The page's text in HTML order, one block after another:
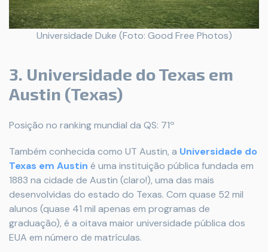
Universidade Duke (Foto: Good Free Photos)
3. Universidade do Texas em
Austin (Texas)
Posição no ranking mundial da QS: 71º
Também conhecida como UT Austin, a Universidade do
Texas em Austin é uma instituição pública fundada em
1883 na cidade de Austin (claro!), uma das mais
desenvolvidas do estado do Texas. Com quase 52 mil
alunos (quase 41 mil apenas em programas de
graduação), é a oitava maior universidade pública dos
EUA em número de matrículas.